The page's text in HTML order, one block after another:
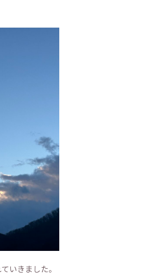
いきました。